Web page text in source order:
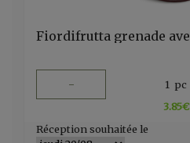
- 1 pc
3.85€
Réception souhaitée le